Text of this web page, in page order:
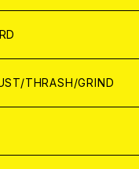
THRASH/GRIND